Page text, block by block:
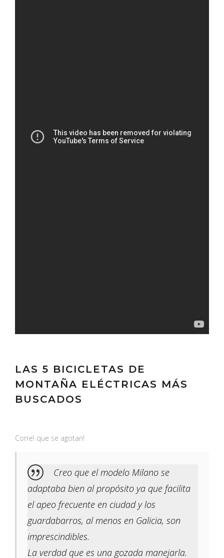
LAS 5 BICICLETAS DE
MONTAÑA ELÉCTRICAS MÁS
BUSCADOS
Corre! que se agotan!
Creo que el modelo Milano se
adaptaba bien al propósito ya que facilita
el apeo frecuente en ciudad y los
guardabarros, al menos en Galicia, son
imprescindibles.
La verdad que es una gozada manejarla.